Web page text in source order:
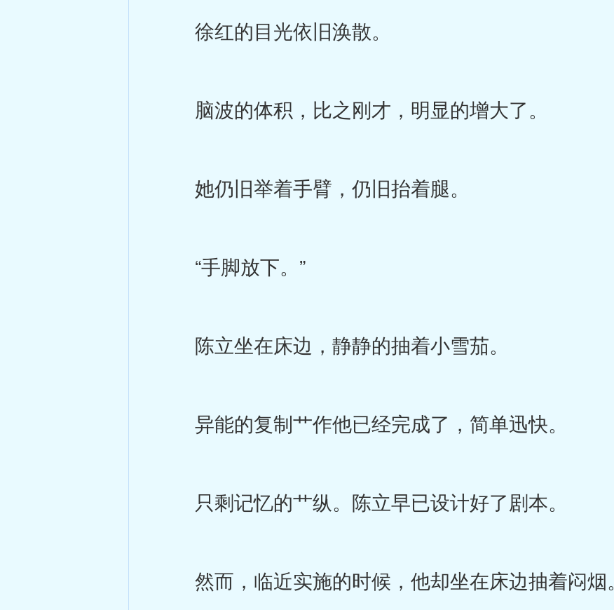
徐红的目光依旧涣散。
脑波的体积，比之刚才，明显的增大了。
她仍旧举着手臂，仍旧抬着腿。
“手脚放下。”
陈立坐在床边，静静的抽着小雪茄。
异能的复制艹作他已经完成了，简单迅快。
只剩记忆的艹纵。陈立早已设计好了剧本。
然而，临近实施的时候，他却坐在床边抽着闷烟。